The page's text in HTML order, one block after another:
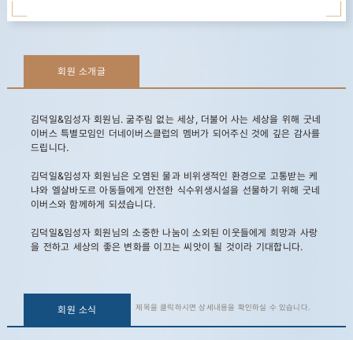
회원 소개글
김덕일&임성자 회원님. 굶주림 없는 세상, 더불어 사는 세상을 위해 굿네
이버스 특별모임인 더네이버스클럽의 멤버가 되어주신 것에 깊은 감사를
드립니다.
김덕일&임성자 회원님은 오염된 물과 비위생적인 환경으로 고통받는 케
냐와 엘살바도르 아동들에게 안전한 식수위생시설을 선물하기 위해 굿네
이버스와 함께하게 되셨습니다.
김덕일&임성자 회원님의 소중한 나눔이 소외된 이웃들에게 희망과 사랑
을 전하고 세상의 좋은 변화를 이끄는 씨앗이 될 것이라 기대합니다.
회원 소식 제목을 클릭하시면 상세내용을 확인하실 수 있습니다.